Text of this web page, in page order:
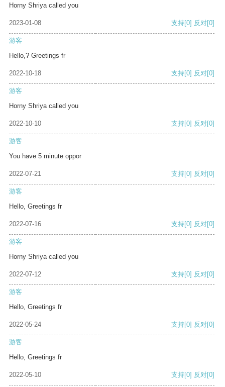
Horny Shriya called you
2023-01-08 支持[0] 反对[0]
游客
Hello,? Greetings fr
2022-10-18 支持[0] 反对[0]
游客
Horny Shriya called you
2022-10-10 支持[0] 反对[0]
游客
You have 5 minute oppor
2022-07-21 支持[0] 反对[0]
游客
Hello, Greetings fr
2022-07-16 支持[0] 反对[0]
游客
Horny Shriya called you
2022-07-12 支持[0] 反对[0]
游客
Hello, Greetings fr
2022-05-24 支持[0] 反对[0]
游客
Hello, Greetings fr
2022-05-10 支持[0] 反对[0]